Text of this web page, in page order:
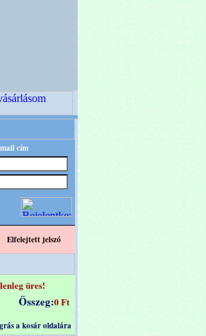
+++++++ OPITEC - A
cím
Elfelejtett jelszó
üres!
Összeg:0 Ft
a kosár oldalára